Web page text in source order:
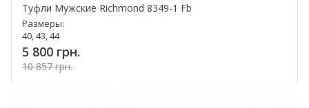
Туфли Мужские Richmond 8349-1 Fb
Размеры:
40, 43, 44
5 800 грн.
10 857 грн.